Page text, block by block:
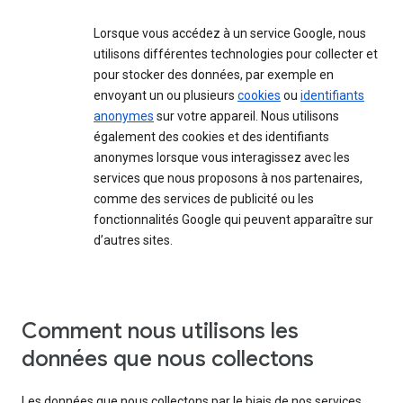
Lorsque vous accédez à un service Google, nous
utilisons différentes technologies pour collecter et
pour stocker des données, par exemple en
envoyant un ou plusieurs cookies ou identifiants
anonymes sur votre appareil. Nous utilisons
également des cookies et des identifiants
anonymes lorsque vous interagissez avec les
services que nous proposons à nos partenaires,
comme des services de publicité ou les
fonctionnalités Google qui peuvent apparaître sur
d’autres sites.
Comment nous utilisons les
données que nous collectons